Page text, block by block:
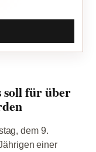
soll für über
dem 9.
einer